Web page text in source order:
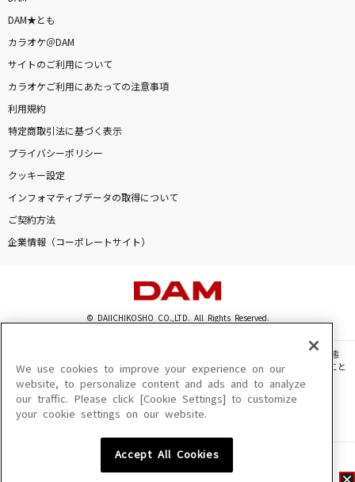
DAM★とも
カラオケ＠DAM
サイトのご利用について
カラオケご利用にあたっての注意事項
利用規約
特定商取引法に基づく表示
プライバシーポリシー
クッキー設定
インフォマティブデータの取得について
ご契約方法
企業情報（コーポレートサイト）
© DAIICHIKOSHO CO.,LTD. All Rights Reserved.
このサイトに掲載されている一切の文章・画像・写真・動画・音声等を、手段や形態
を問わず、著作権法の定める範囲を超えて無断で複製、転載、ファイル化などすること
を禁じます。
楽曲及びコンテンツは、機種によりご利用いただけない場合があります。
楽曲及びコンテンツの配信日、配信内容が変更になる場合があります。
We use cookies to improve your experience on our
website, to personalize content and ads and to analyze
our traffic. Please click [Cookie Settings] to customize
your cookie settings on our website.
Accept All Cookies